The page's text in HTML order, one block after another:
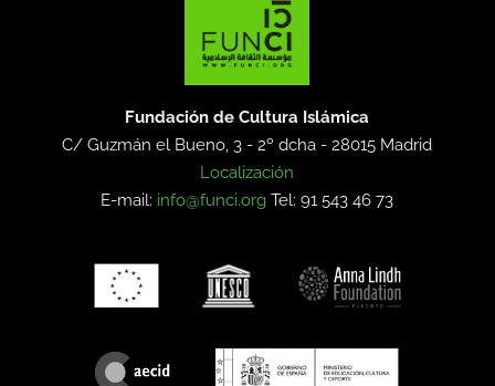
Fundación de Cultura Islámica
C/ Guzmán el Bueno, 3 - 2º dcha -28015 Madrid
Localización
E-mail: info@funci.org Tel: 91 543 46 73